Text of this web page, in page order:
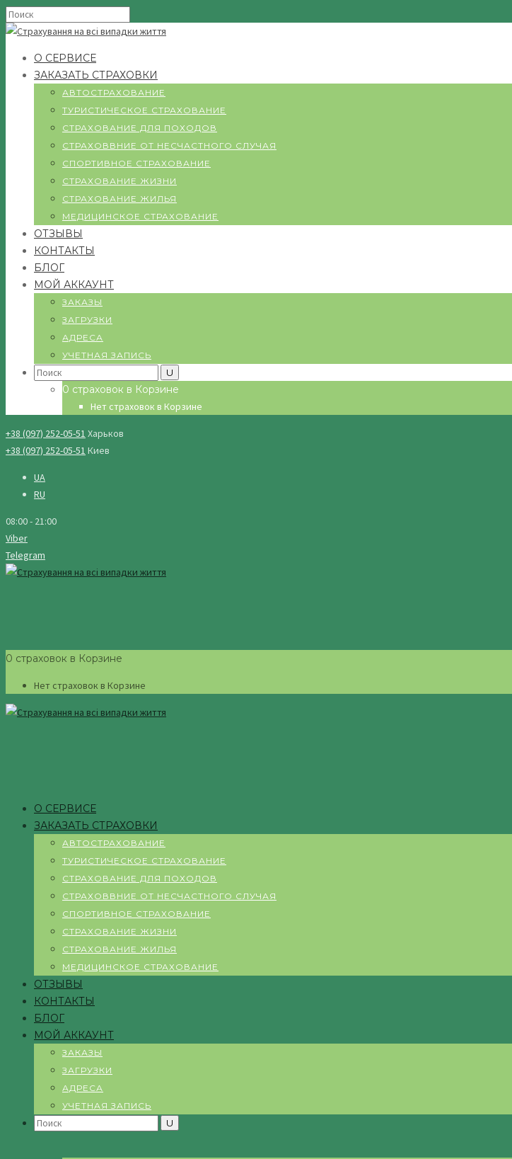
О СЕРВИСЕ
ЗАКАЗАТЬ СТРАХОВКИ
АВТОСТРАХОВАНИЕ
ТУРИСТИЧЕСКОЕ СТРАХОВАНИЕ
СТРАХОВАНИЕ ДЛЯ ПОХОДОВ
СТРАХОВВНИЕ ОТ НЕСЧАСТНОГО СЛУЧАЯ
СПОРТИВНОЕ СТРАХОВАНИЕ
СТРАХОВАНИЕ ЖИЗНИ
СТРАХОВАНИЕ ЖИЛЬЯ
МЕДИЦИНСКОЕ СТРАХОВАНИЕ
ОТЗЫВЫ
КОНТАКТЫ
БЛОГ
МОЙ АККАУНТ
ЗАКАЗЫ
ЗАГРУЗКИ
АДРЕСА
УЧЕТНАЯ ЗАПИСЬ
Search
0 страховок в Корзине
Нет страховок в Корзине
+38 (097) 252-05-51 Харьков
+38 (097) 252-05-51 Киев
UA
RU
08:00 - 21:00
Viber
Telegram
0 страховок в Корзине
Нет страховок в Корзине
О СЕРВИСЕ
ЗАКАЗАТЬ СТРАХОВКИ
АВТОСТРАХОВАНИЕ
ТУРИСТИЧЕСКОЕ СТРАХОВАНИЕ
СТРАХОВАНИЕ ДЛЯ ПОХОДОВ
СТРАХОВВНИЕ ОТ НЕСЧАСТНОГО СЛУЧАЯ
СПОРТИВНОЕ СТРАХОВАНИЕ
СТРАХОВАНИЕ ЖИЗНИ
СТРАХОВАНИЕ ЖИЛЬЯ
МЕДИЦИНСКОЕ СТРАХОВАНИЕ
ОТЗЫВЫ
КОНТАКТЫ
БЛОГ
МОЙ АККАУНТ
ЗАКАЗЫ
ЗАГРУЗКИ
АДРЕСА
УЧЕТНАЯ ЗАПИСЬ
Search